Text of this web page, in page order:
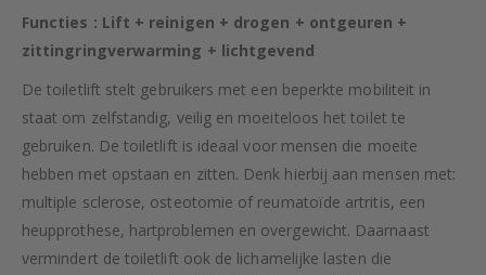
Functies : Lift + reinigen + drogen + ontgeuren +
zittingringverwarming + lichtgevend
De toiletlift stelt gebruikers met een beperkte mobiliteit in
staat om zelfstandig, veilig en moeiteloos het toilet te
gebruiken. De toiletlift is ideaal voor mensen die moeite
hebben met opstaan en zitten. Denk hierbij aan mensen met:
multiple sclerose, osteotomie of reumatoïde artritis, een
heupprothese, hartproblemen en overgewicht. Daarnaast
vermindert de toiletlift ook de lichamelijke lasten die